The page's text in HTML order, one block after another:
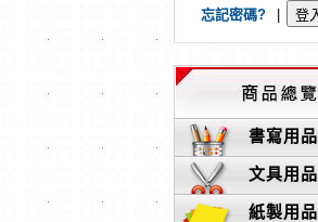
忘記密碼?
書寫用品
文具用品
紙製用品